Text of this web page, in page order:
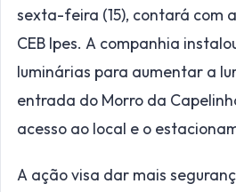
sexta-feira (15), contará com
CEB Ipes. A companhia
luminárias para aumentar a
entrada do Morro da
acesso ao local e o
A ação visa dar mais